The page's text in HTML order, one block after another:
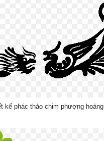
kế phác thảo chim phượng hoàng